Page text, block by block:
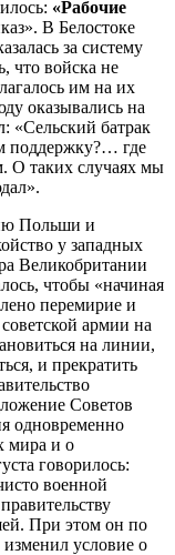
«Рабочие
В Белостоке
за систему
что войска не
им на их
оказывались на
«Сельский батрак
поддержку?… где
О таких случаях мы
Польши и
у западных
Великобритании
чтобы «начиная
перемирие и
армии на
на линии,
и прекратить
Советов
одновременно
мира и о
говорилось:
военной
При этом он по
условие о